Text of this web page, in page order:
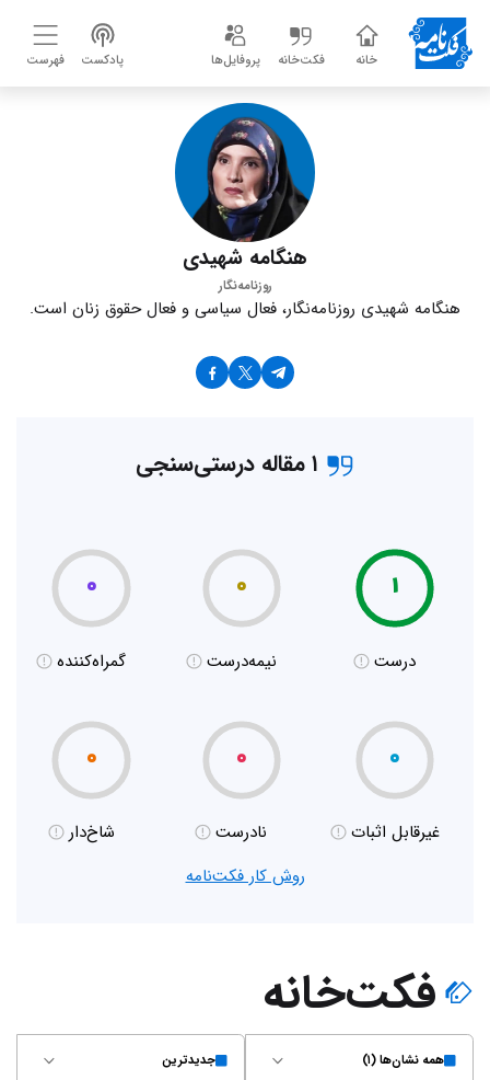
خانه فکت‌خانه پروفایل‌ها پادکست فهرست
هنگامه شهیدی
روزنامه‌نگار
هنگامه شهیدی روزنامه‌نگار، فعال سیاسی و فعال حقوق زنان است.
۱ مقاله درستی‌سنجی
۱
درست
۰
نیمه‌درست
۰
گمراه‌کننده
۰
غیر‌قابل اثبات
۰
نادرست
۰
شاخ‌دار
روش کار فکت‌نامه
فکت‌خانه
همه نشان‌ها (۱) جدیدترین